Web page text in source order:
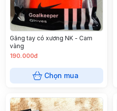
Găng tay có xương NK - Cam
vàng
190.000đ
Chọn mua